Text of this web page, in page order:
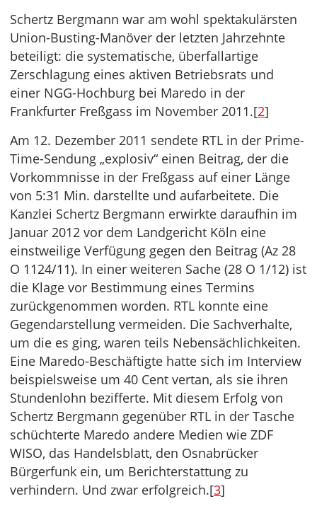
Schertz Bergmann war am wohl spektakulärsten
Union-Busting-Manöver der letzten Jahrzehnte
beteiligt: die systematische, überfallartige
Zerschlagung eines aktiven Betriebsrats und
einer NGG-Hochburg bei Maredo in der
Frankfurter Freßgass im November 2011.[2]
Am 12. Dezember 2011 sendete RTL in der Prime-
Time-Sendung „explosiv“ einen Beitrag, der die
Vorkommnisse in der Freßgass auf einer Länge
von 5:31 Min. darstellte und aufarbeitete. Die
Kanzlei Schertz Bergmann erwirkte daraufhin im
Januar 2012 vor dem Landgericht Köln eine
einstweilige Verfügung gegen den Beitrag (Az 28
O 1124/11). In einer weiteren Sache (28 O 1/12) ist
die Klage vor Bestimmung eines Termins
zurückgenommen worden. RTL konnte eine
Gegendarstellung vermeiden. Die Sachverhalte,
um die es ging, waren teils Nebensächlichkeiten.
Eine Maredo-Beschäftigte hatte sich im Interview
beispielsweise um 40 Cent vertan, als sie ihren
Stundenlohn bezifferte. Mit diesem Erfolg von
Schertz Bergmann gegenüber RTL in der Tasche
schüchterte Maredo andere Medien wie ZDF
WISO, das Handelsblatt, den Osnabrücker
Bürgerfunk ein, um Berichterstattung zu
verhindern. Und zwar erfolgreich.[3]